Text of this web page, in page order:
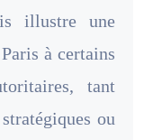
illustre une
à certains
tant
ou